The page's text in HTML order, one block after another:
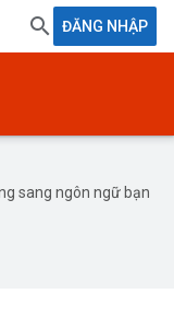
ĐĂNG NHẬP
sang ngôn ngữ bạn